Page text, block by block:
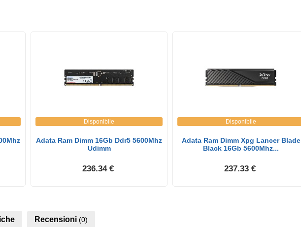
Disponibile
Adata Ram Dimm 16Gb Ddr5 5600Mhz
Udimm
236.34 €
Disponibile
Adata Ram Dimm Xpg Lancer Blade
Black 16Gb 5600Mhz...
237.33 €
Recensioni (0)